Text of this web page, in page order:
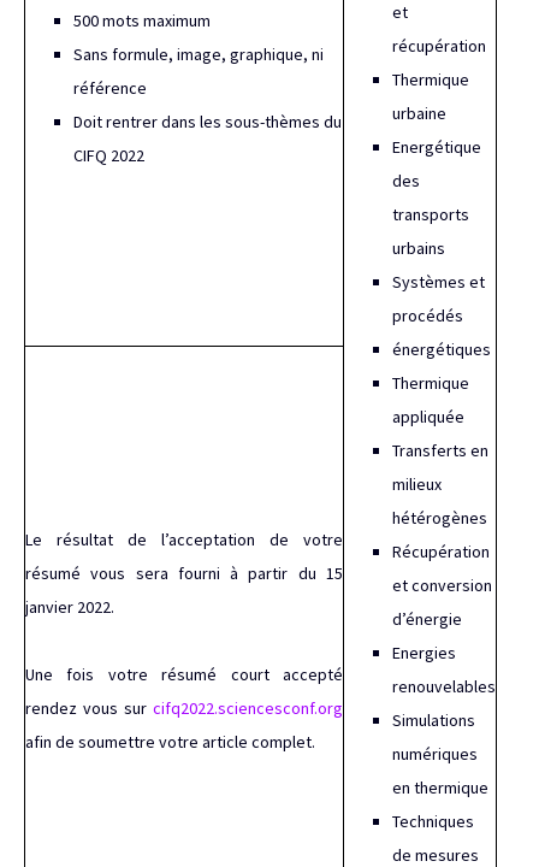
500 mots maximum
Sans formule, image, graphique, ni
référence
Doit rentrer dans les sous-thèmes du
CIFQ 2022
et
récupération
Thermique
urbaine
Energétique
des
transports
urbains
Systèmes et
procédés
énergétiques
Thermique
appliquée
Transferts en
milieux
hétérogènes
Récupération
et conversion
d’énergie
Energies
renouvelables
Simulations
numériques
en thermique
Techniques
de mesures
Le résultat de l’acceptation de votre
résumé vous sera fourni à partir du 15
janvier 2022.
Une fois votre résumé court accepté
rendez vous sur cifq2022.sciencesconf.org
afin de soumettre votre article complet.